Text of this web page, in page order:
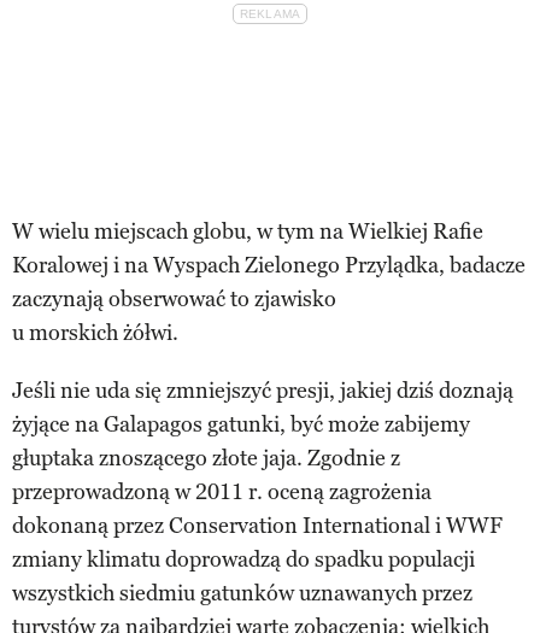
W wielu miejscach globu, w tym na Wielkiej Rafie
Koralowej i na Wyspach Zielonego Przylądka, badacze
zaczynają obserwować to zjawisko
u morskich żółwi.
Jeśli nie uda się zmniejszyć presji, jakiej dziś doznają
żyjące na Galapagos gatunki, być może zabijemy
głuptaka znoszącego złote jaja. Zgodnie z
przeprowadzoną w 2011 r. oceną zagrożenia
dokonaną przez Conservation International i WWF
zmiany klimatu doprowadzą do spadku populacji
wszystkich siedmiu gatunków uznawanych przez
turystów za najbardziej warte zobaczenia: wielkich